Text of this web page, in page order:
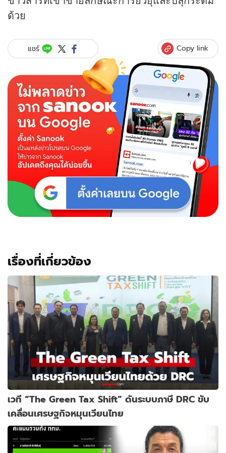
ด้วย
แชร์ Copy link
เรื่องที่เกี่ยวข้อง
เวที “The Green Tax Shift” ดันระบบภาษี DRC ขับ
เคลื่อนเศรษฐกิจหมุนเวียนไทย